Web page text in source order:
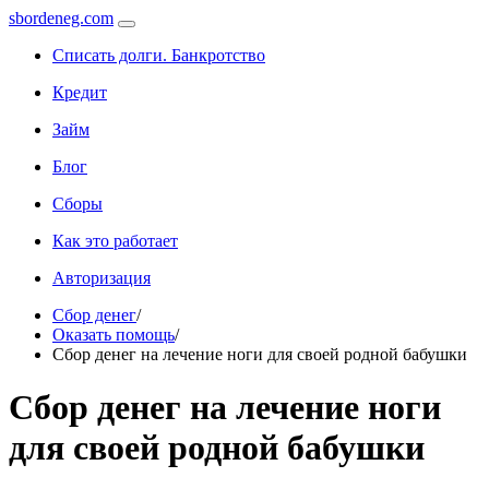
sbordeneg.com
Списать долги. Банкротство
Кредит
Займ
Блог
Сборы
Как это работает
Авторизация
Сбор денег/
Оказать помощь/
Сбор денег на лечение ноги для своей родной бабушки
Сбор денег на лечение ноги
для своей родной бабушки